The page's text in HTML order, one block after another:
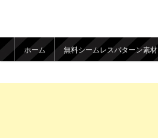
メインメニュー
メインコンテンツへ移動
サブコンテンツへ移動
ホーム 無料シームレスパターン素材